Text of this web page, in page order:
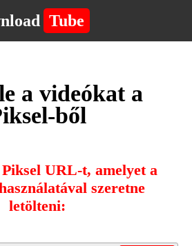
Tube
a videókat a
ből
URL-t, amelyet a
szeretne
letölteni: